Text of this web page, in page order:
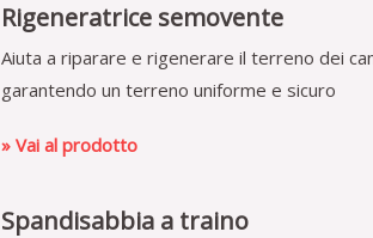
Rigeneratrice semovente
Aiuta a riparare e rigenerare il terreno dei
garantendo un terreno uniforme e sicuro
» Vai al prodotto
Spandisabbia a traino